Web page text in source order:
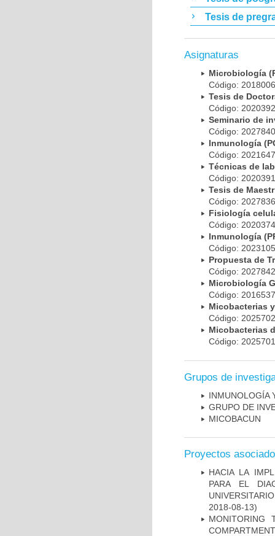
Tesis de
Asignaturas
Microbiología
Código:
Tesis de
Código:
Seminario de
Código:
Inmunología
Código:
Técnicas de
Código:
Tesis de
Código:
Fisiología
Código:
Inmunología
Código:
Propuesta de
Código:
Microbiología
Código:
Micobacterias
Código:
Micobacterias
Código:
Grupos de
INMUNOLOGÍA
GRUPO DE
MICOBAC­UN
Proyectos
HACIA LA
PARA EL
2018-08-13)
MONITORING